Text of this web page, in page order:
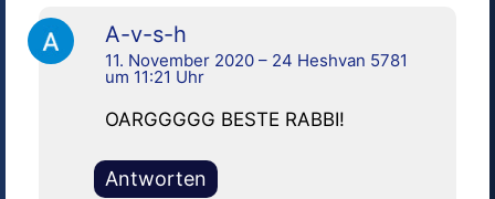
A-v-s-h
11. November 2020 – 24 Heshvan 5781
um 11:21 Uhr
OARGGGGG BESTE RABBI!
Antworten